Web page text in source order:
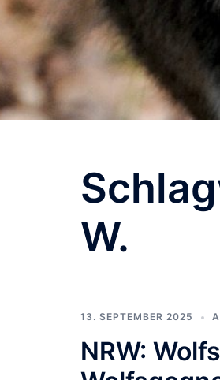
W.
13. SEPTEMBER 2025
NRW: